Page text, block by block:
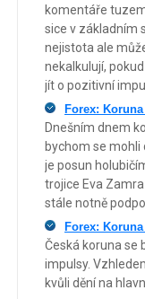
komentáře
sice v základním
nejistota ale
nekalkulují,
jít o pozitivní
Forex:
Dnešním dnem
bychom se
je posun
trojice Eva
stále notně
Forex:
Česká koruna se
impulsy.
kvůli dění na